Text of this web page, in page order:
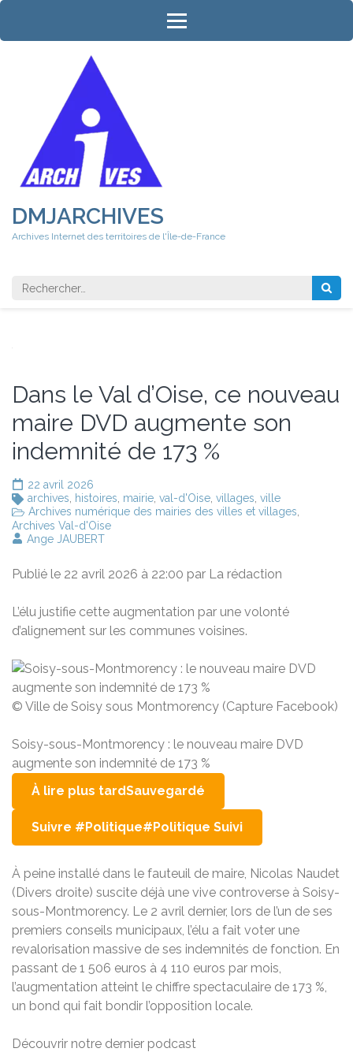
Aller
contenu
DMJARCHIVES
Archives Internet des territoires de l'Île-de-France
Rechercher
Dans le Val d’Oise, ce nouveau
maire DVD augmente son
indemnité de 173 %
22 avril 2026
archives
histoires mairie val-d'Oise villages ville
Archives numérique des mairies des villes et villages
Archives Val-d'Oise
Ange JAUBERT
Publié le 22 avril 2026 à 22:00 par La rédaction
L’élu justifie cette augmentation par une volonté
d’alignement sur les communes voisines.
© Ville de Soisy sous Montmorency (Capture Facebook)
Soisy-sous-Montmorency : le nouveau maire DVD
augmente son indemnité de 173 %
À lire plus tardSauvegardé
Suivre #Politique#Politique Suivi
À peine installé dans le fauteuil de maire, Nicolas Naudet
(Divers droite) suscite déjà une vive controverse à Soisy-
sous-Montmorency. Le 2 avril dernier, lors de l’un de ses
premiers conseils municipaux, l’élu a fait voter une
revalorisation massive de ses indemnités de fonction. En
passant de 1 506 euros à 4 110 euros par mois,
l’augmentation atteint le chiffre spectaculaire de 173 %,
un bond qui fait bondir l’opposition locale.
Découvrir notre dernier podcast